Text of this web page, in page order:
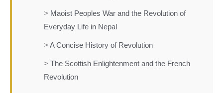
> Maoist Peoples War and the Revolution of
Everyday Life in Nepal
> A Concise History of Revolution
> The Scottish Enlightenment and the French
Revolution